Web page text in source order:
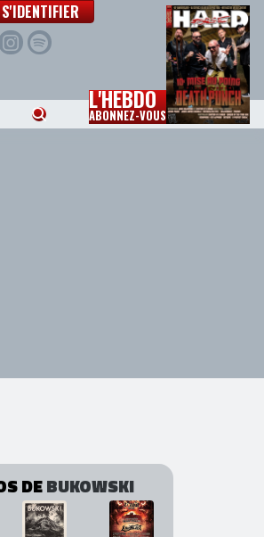
L'HEBDO
ABONNEZ-VOUS
DEBUKOWSKI